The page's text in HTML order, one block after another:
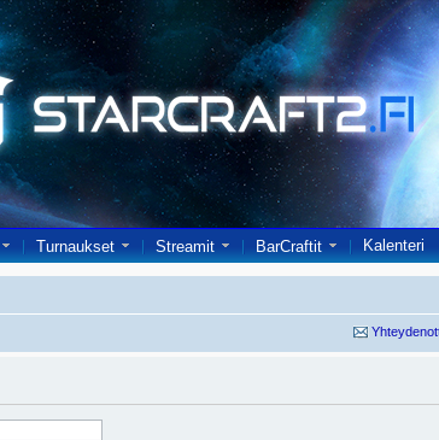
Turnaukset Streamit BarCraftit Kalenteri